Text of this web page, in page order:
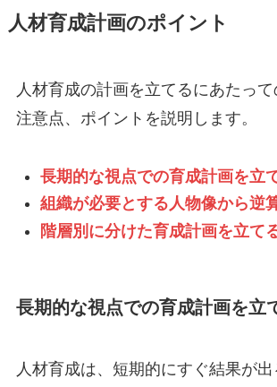
人材育成計画のポイント
人材育成の計画を立てるにあたっ
注意点、ポイントを説明します。
長期的な視点での育成計画を立
組織が必要とする人物像から逆
階層別に分けた育成計画を立て
長期的な視点での育成計画を立
人材育成は、短期的にすぐ結果が